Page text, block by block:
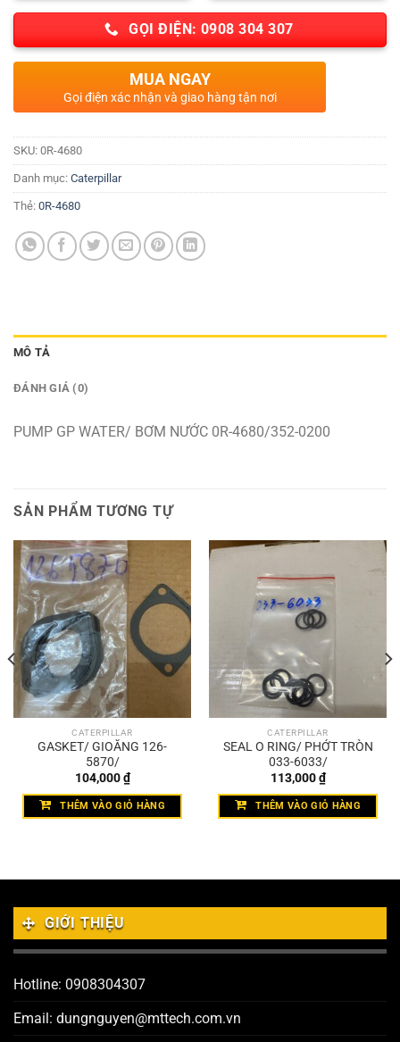
GỌI ĐIỆN: 0908 304 307
MUA NGAY
Gọi điện xác nhận và giao hàng tận nơi
SKU: 0R-4680
Danh mục: Caterpillar
Thẻ: 0R-4680
MÔ TẢ
ĐÁNH GIÁ (0)
PUMP GP WATER/ BƠM NƯỚC 0R-4680/352-0200
SẢN PHẨM TƯƠNG TỰ
CATERPILLAR
GASKET/ GIOĂNG 126-
5870/
104,000₫
THÊM VÀO GIỎ HÀNG
CATERPILLAR
SEAL O RING/ PHỚT TRÒN
033-6033/
113,000₫
THÊM VÀO GIỎ HÀNG
GIỚI THIỆU
Hotline: 0908304307
Email: dungnguyen@mttech.com.vn